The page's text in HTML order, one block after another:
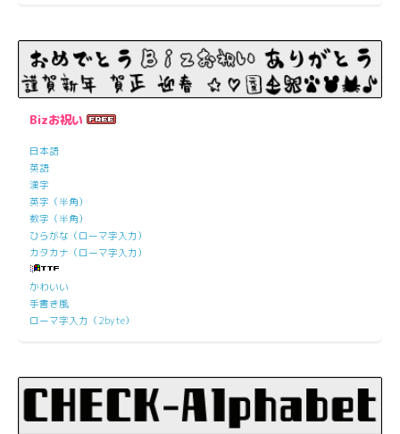
Bizお祝い
日本語
英語
漢字
英字（半角）
数字（半角）
ひらがな（ローマ字入力）
カタカナ（ローマ字入力）
かわいい
手書き風
ローマ字入力（2byte）